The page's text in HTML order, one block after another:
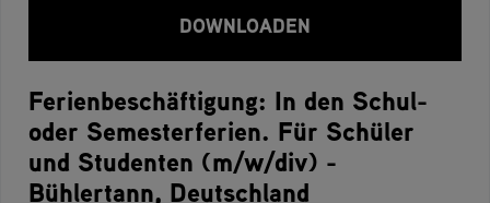
DOWNLOADEN
Ferienbeschäftigung: In den Schul-
oder Semesterferien. Für Schüler
und Studenten (m/w/div) -
Bühlertann, Deutschland